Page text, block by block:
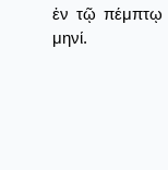
ἐν τῷ πέμπτῳ
μηνί.